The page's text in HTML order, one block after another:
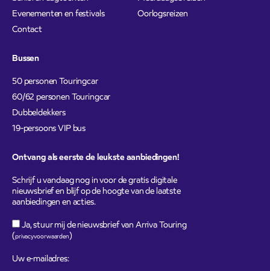
Evenementen en festivals
Contact
Oorlogsreizen
Bussen
50 personen Touringcar
60/62 personen Touringcar
Dubbeldekkers
19-persoons VIP bus
Ontvang als eerste de leukste aanbiedingen!
Schrijf u vandaag nog in voor de gratis digitale
nieuwsbrief en blijf op de hoogte van de laatste
aanbiedingen en acties.
Ja, stuur mij de nieuwsbrief van Arriva Touring
(privacyvoorwaarden)
Uw e-mailadres: